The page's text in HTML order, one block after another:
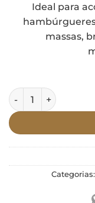
Ideal para
massas,
Quantidade de
Categorias: